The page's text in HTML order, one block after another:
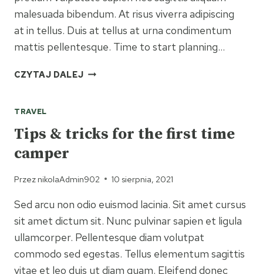
malesuada bibendum. At risus viverra adipiscing
at in tellus. Duis at tellus at urna condimentum
mattis pellentesque. Time to start planning…
CZYTAJ DALEJ5
EXCITED
ABOUT
TRAVEL
Tips & tricks for the first time
camper
Przez nikolaAdmin902 10 sierpnia, 2021
Sed arcu non odio euismod lacinia. Sit amet cursus
sit amet dictum sit. Nunc pulvinar sapien et ligula
ullamcorper. Pellentesque diam volutpat
commodo sed egestas. Tellus elementum sagittis
vitae et leo duis ut diam quam. Eleifend donec